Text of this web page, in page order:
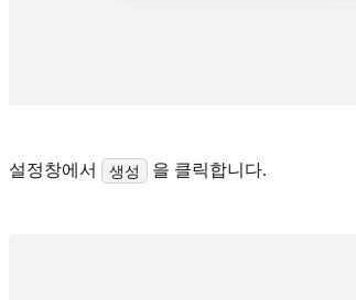
설정창에서 생성 을 클릭합니다.